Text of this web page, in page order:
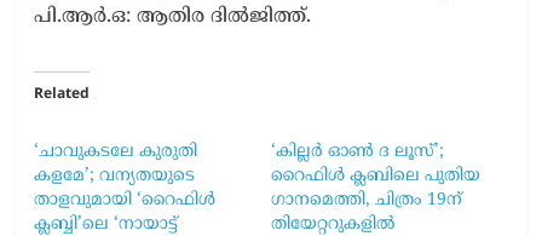
പി.ആർ.ഒ: ആതിര ദിൽജിത്ത്.
Related
‘ചാവുകടലേ കുരുതി
കളമേ’; വന്യതയുടെ
താളവുമായി ‘റൈഫിൾ
ക്ലബ്ബി’ലെ ‘നായാട്ട്
‘കില്ലർ ഓൺ ദ ലൂസ്’;
റൈഫിൾ ക്ലബിലെ പുതിയ
ഗാനമെത്തി, ചിത്രം 19ന്
തിയേറ്ററുകളിൽ